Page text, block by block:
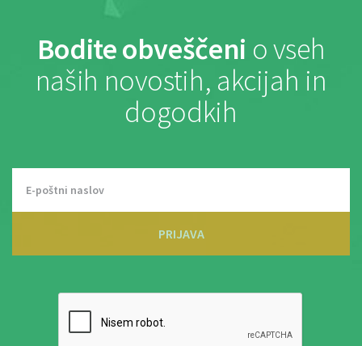
Bodite obveščeni o vseh
naših novostih, akcijah in
dogodkih
PRIJAVA